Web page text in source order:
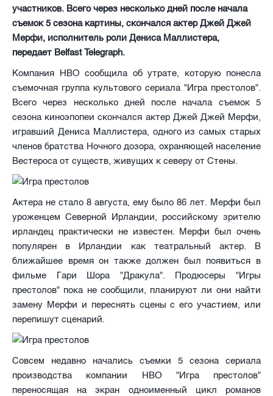
участников. Всего через несколько дней после начала
съемок 5 сезона картины, скончался актер Джей Джей
Мерфи, исполнитель роли Дениса Маллистера,
передает Belfast Telegraph.
Компания НВО сообщила об утрате, которую понесла
съемочная группа культового сериала "Игра престолов".
Всего через несколько дней после начала съемок 5
сезона киноэпопеи скончался актер Джей Джей Мерфи,
игравший Дениса Маллистера, одного из самых старых
членов братства Ночного дозора, охраняющей население
Вестероса от существ, живущих к северу от Стены.
Актера не стало 8 августа, ему было 86 лет. Мерфи был
уроженцем Северной Ирландии, российскому зрителю
ирландец практически не известен. Мерфи был очень
популярен в Ирландии как театральный актер. В
ближайшее время он также должен был появиться в
фильме Гари Шора "Дракула". Продюсеры "Игры
престолов" пока не сообщили, планируют ли они найти
замену Мерфи и переснять сцены с его участием, или
перепишут сценарий.
Совсем недавно начались съемки 5 сезона сериала
производства компании HBO "Игра престолов"
переносящая на экран одноименный цикл романов